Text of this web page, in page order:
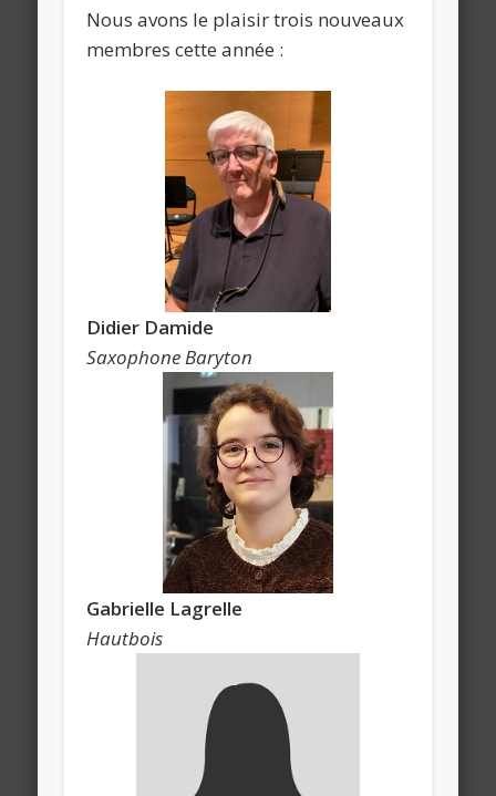
Nous avons le plaisir trois nouveaux
membres cette année :
Didier Damide
Saxophone Baryton
Gabrielle Lagrelle
Hautbois